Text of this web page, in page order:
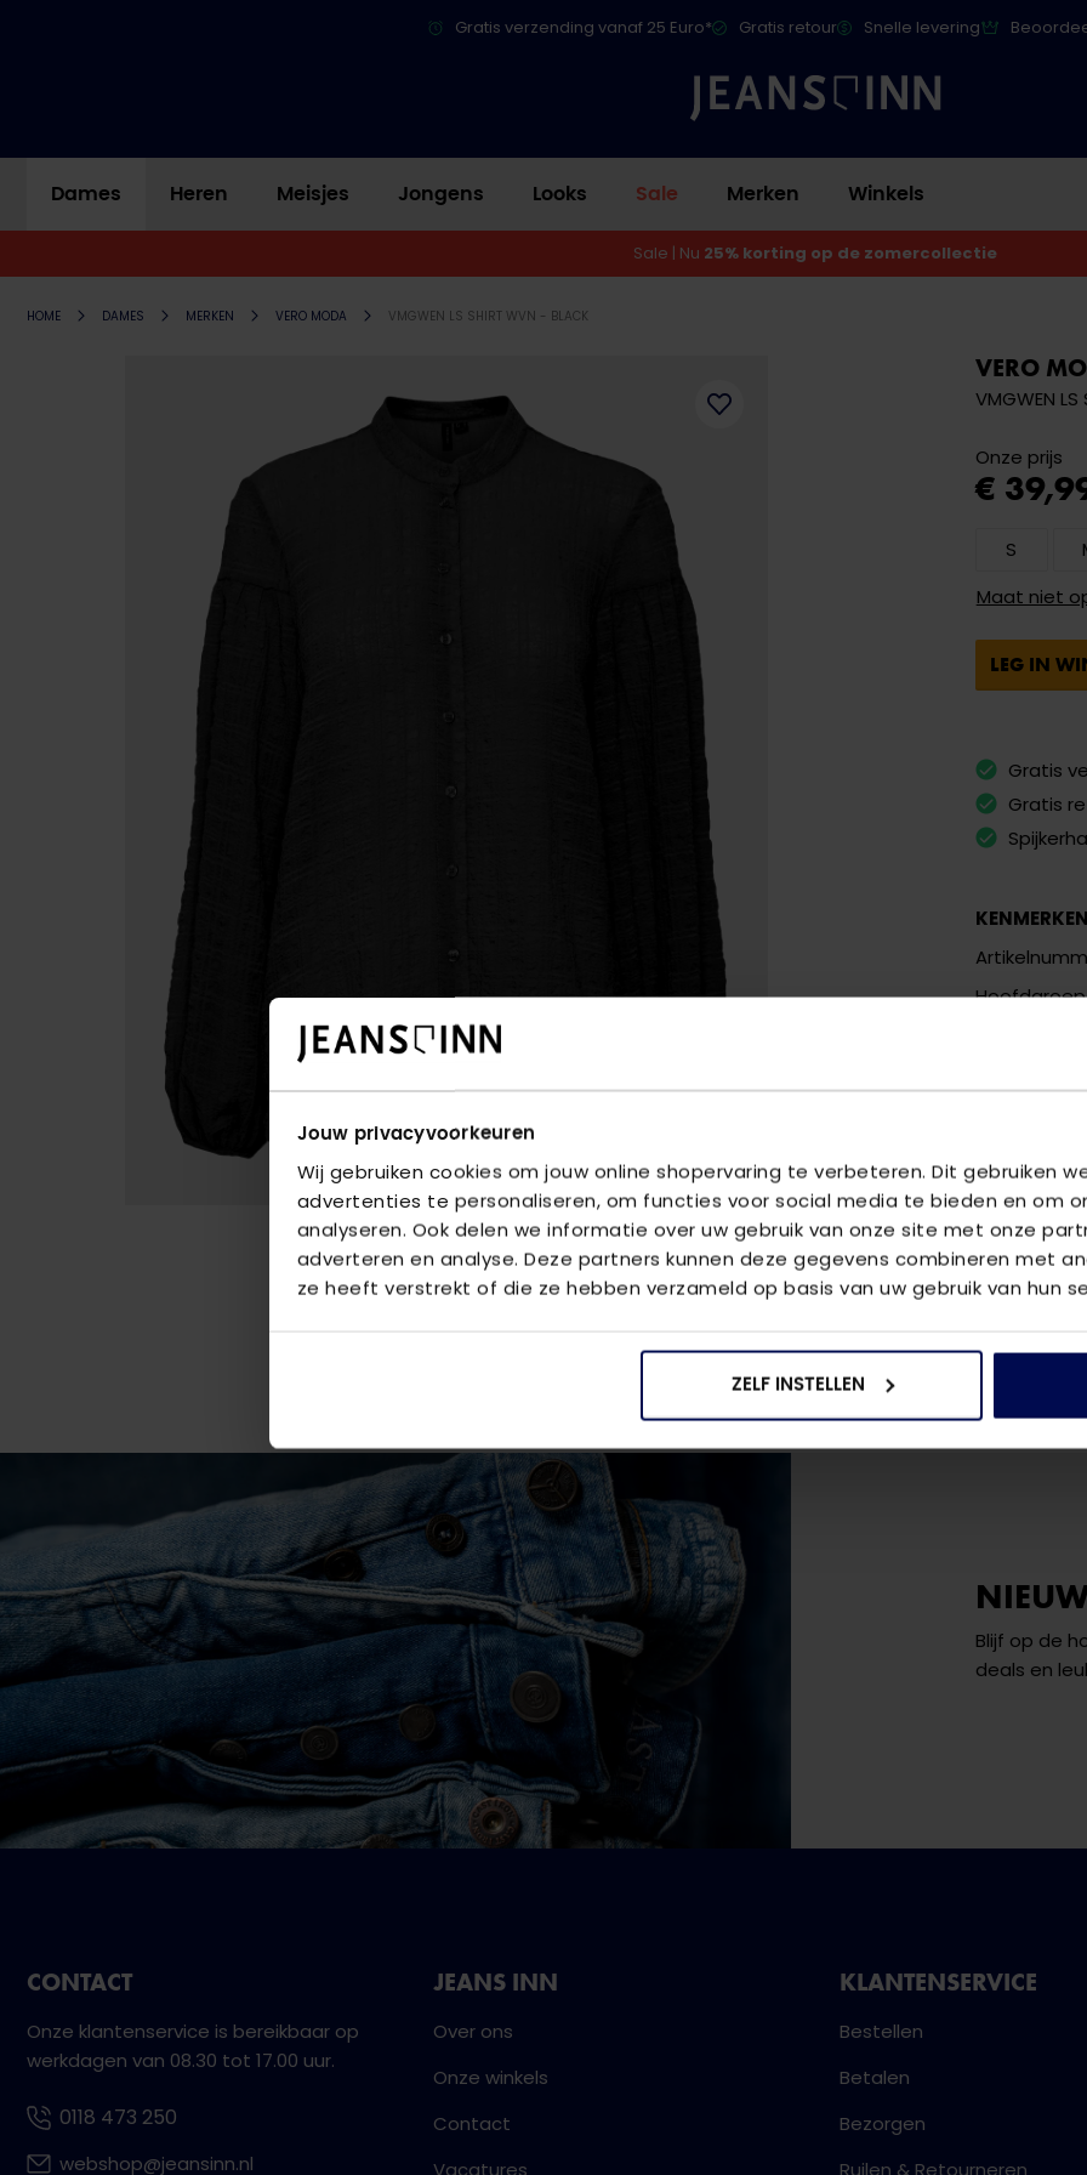
Jouw privacyvoorkeuren
Wij gebruiken cookies om jouw online shopervaring te verbeteren. Dit gebruiken
advertenties te personaliseren, om functies voor social media te bieden en om
analyseren. Ook delen we informatie over uw gebruik van onze site met onze
adverteren en analyse. Deze partners kunnen deze gegevens combineren met
ze heeft verstrekt of die ze hebben verzameld op basis van uw gebruik van hun
ZELF INSTELLEN
Gratis verzending vanaf 25 Euro* Gratis retour Snelle levering
Dames Heren Meisjes Jongens Looks Sale Merken Winkels
Sale | Nu 25% korting op de zomercollectie
HOME DAMES MERKEN VERO MODA VMGWEN LS SHIRT WVN - BLACK
VERO
VMGWEN
Onze prijs
€
S
Maat niet
LEG IN
Gratis
Gratis
KENMERKEN
Hoofdgroep
VMGWEN
VRAGEN
We helpen
Blijf op de
deals en
CONTACT
Onze klantenservice is bereikbaar op
werkdagen van 08.30 tot 17.00 uur.
0118 473 250
webshop@jeansinn.nl
JEANS INN
Over ons
Onze winkels
Contact
Vacatures
KLANTENSERVICE
Bestellen
Betalen
Bezorgen
Ruilen & Retourneren